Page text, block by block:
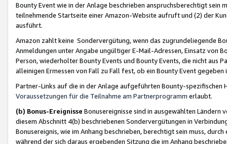
Bounty Event wie in der Anlage beschrieben anspruchsberechtigt sein
teilnehmende Startseite einer Amazon-Website aufruft und (2) der
ausführt.
Amazon zahlt keine Sondervergütung, wenn das zugrundeliegende
Anmeldungen unter Angabe ungültiger E-Mail-Adressen, Einsatz von
Person, wiederholter Bounty Events und Bounty Events, die nicht
alleinigen Ermessen von Fall zu Fall fest, ob ein Bounty Event
Partner-Links auf die in der Anlage aufgeführten Bounty-spezifischen
Voraussetzungen für die Teilnahme am Partnerprogramm erlaubt.
(b) Bonus-Ereignisse Bonusereignisse sind in ausgewählten Ländern
diesem Abschnitt 4(b) beschriebenen Sondervergütungen in
Bonusereignis, wie im Anhang beschrieben, berechtigt sein muss,
während der sich daraus ergebenden Sitzung die im Anhang